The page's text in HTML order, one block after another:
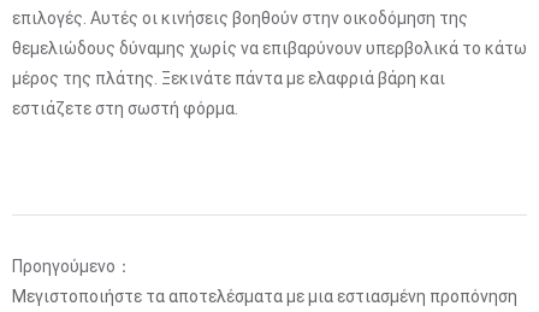
επιλογές. Αυτές οι κινήσεις βοηθούν στην οικοδόμηση της
θεμελιώδους δύναμης χωρίς να επιβαρύνουν υπερβολικά το κάτω
μέρος της πλάτης. Ξεκινάτε πάντα με ελαφριά βάρη και
εστιάζετε στη σωστή φόρμα.
Προηγούμενο：
Μεγιστοποιήστε τα αποτελέσματα με μια εστιασμένη προπόνηση